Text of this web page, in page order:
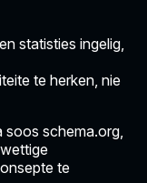
statisties ingelig,
te herken, nie
schema.org,
te